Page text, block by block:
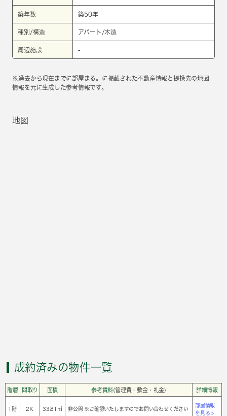
築年数 築50年
種別/構造 アパート/木造
周辺施設 -
※過去から現在までに部屋まる。に掲載された不動産情報と提携先の地図
情報を元に生成した参考情報です。
地図
成約済みの物件一覧
階層 間取り 面積 参考賃料(管理費・敷金・礼金) 詳細情報
1階 2Ｋ 33.81㎡ 非公開 ※ご確認いたしますのでお問い合わせください
部屋情報
を見る >